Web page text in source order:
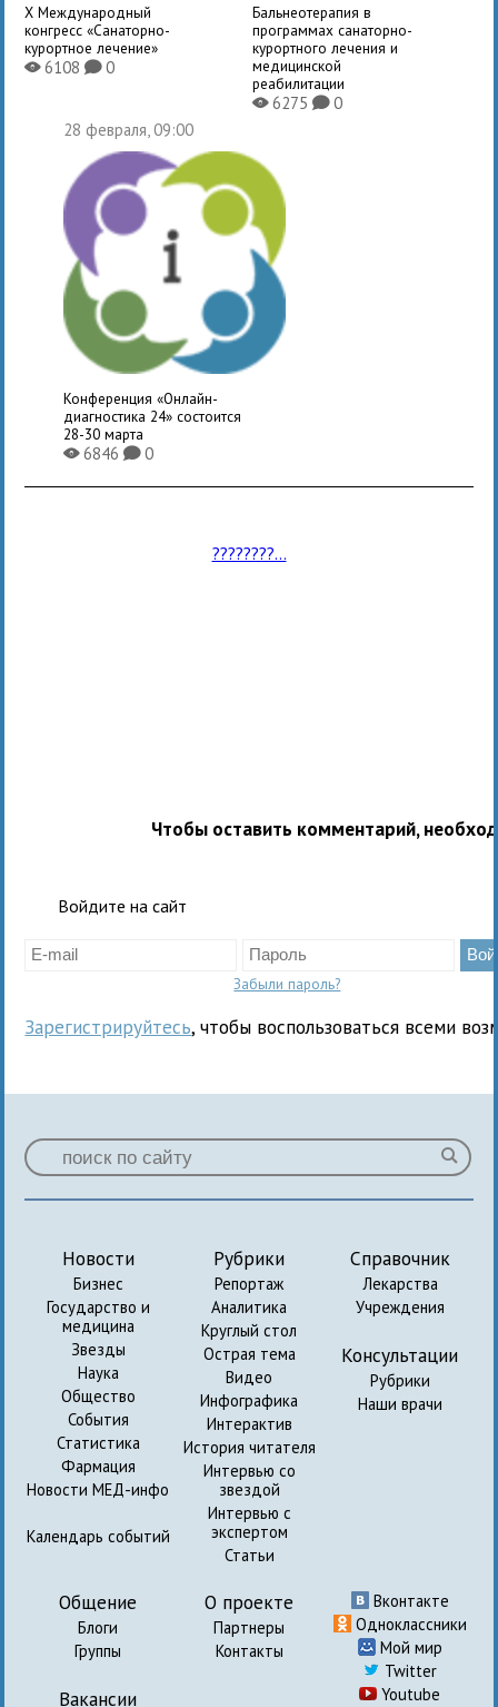
X Международный
конгресс «Санаторно-
курортное лечение»
X6108K0
Бальнеотерапия в
программах санаторно-
курортного лечения и
медицинской
реабилитации
X6275 K0
28 февраля, 09:00
Конференция «Онлайн-
диагностика 24» состоится
28-30 марта
X6846K0
????????...
Чтобы оставить комментарий,
Войдите на сайт
Забыли пароль?
Зарегистрируйтесь, чтобы воспользоваться всеми
Новости
Бизнес
Государство и
медицина
Звезды
Наука
Общество
События
Статистика
Фармация
Новости МЕД-инфо
Календарь событий
Рубрики
Репортаж
Аналитика
Круглый стол
Острая тема
Видео
Инфографика
Интерактив
История читателя
Интервью со
звездой
Интервью с
экспертом
Статьи
Справочник
Лекарства
Учреждения
Консультации
Рубрики
Наши врачи
Общение
Блоги
Группы
Вакансии
О проекте
Партнеры
Контакты
Вконтакте
Одноклассники
Мой мир
Twitter
Youtube